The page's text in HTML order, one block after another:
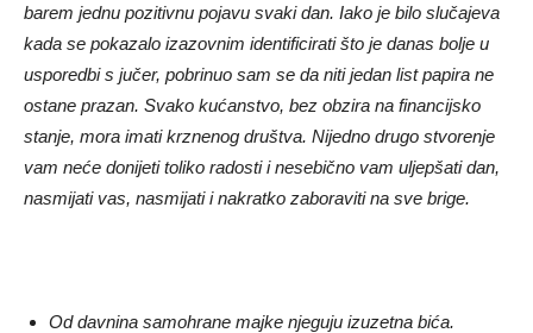
barem jednu pozitivnu pojavu svaki dan. Iako je bilo slučajeva
kada se pokazalo izazovnim identificirati što je danas bolje u
usporedbi s jučer, pobrinuo sam se da niti jedan list papira ne
ostane prazan. Svako kućanstvo, bez obzira na financijsko
stanje, mora imati krznenog društva. Nijedno drugo stvorenje
vam neće donijeti toliko radosti i nesebično vam uljepšati dan,
nasmijati vas, nasmijati i nakratko zaboraviti na sve brige.
Od davnina samohrane majke njeguju izuzetna bića.